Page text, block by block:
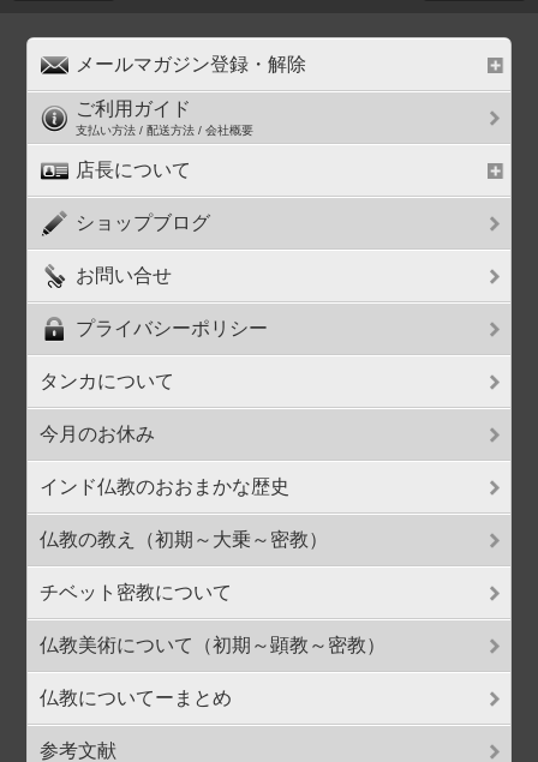
メールマガジン登録・解除
ご利用ガイド
支払い方法 / 配送方法 / 会社概要
店長について
ショップブログ
お問い合せ
プライバシーポリシー
タンカについて
今月のお休み
インド仏教のおおまかな歴史
仏教の教え（初期～大乗～密教）
チベット密教について
仏教美術について（初期～顕教～密教）
仏教についてーまとめ
参考文献